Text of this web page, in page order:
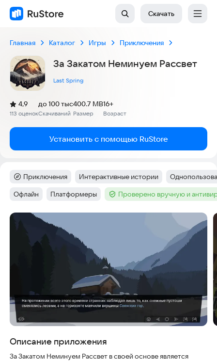
Скачать
Главная Каталог Игры Приключения
За Закатом Неминуем Рассвет
Last Spring
Рейтинг:
4,9
(
113 оценок
)
Скачиваний
до 100 тыс
Размер
400.7 MB
Возраст
16+
Установить с помощью RuStore
Категория:
Приключения Тег:
Интерактивные истории Тег:
Тег:
Офлайн Тег:
Платформеры Тег :Проверено вручную и
Скриншоты
Описание приложения
За Закатом Неминуем Рассвет в своей основе является